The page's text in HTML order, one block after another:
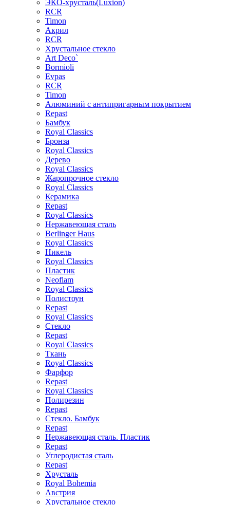
ЭКО-хрусталь(Luxion)
RCR
Timon
Акрил
RCR
Хрустальное стекло
Art Deco`
Bormioli
Evpas
RCR
Timon
Алюминий с антипригарным покрытием
Repast
Бамбук
Royal Classics
Бронза
Royal Classics
Дерево
Royal Classics
Жаропрочное стекло
Royal Classics
Керамика
Repast
Royal Classics
Нержавеющая сталь
Berlinger Haus
Royal Classics
Никель
Royal Classics
Пластик
Neoflam
Royal Classics
Полистоун
Repast
Royal Classics
Стекло
Repast
Royal Classics
Ткань
Royal Classics
Фарфор
Repast
Royal Classics
Полирезин
Repast
Стекло. Бамбук
Repast
Нержавеющая сталь. Пластик
Repast
Углеродистая сталь
Repast
Хрусталь
Royal Bohemia
Австрия
Хрустальное стекло